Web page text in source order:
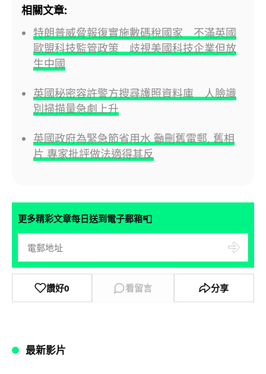
相關文章:
特朗普威脅報復實施數碼稅國家 不滿英國
歐盟科技監管政策 歧視美國科技企業但放
生中國
英國秘密容許警方搜尋護照資料庫 人臉識
別掃描量急劇上升
英國政府為緊急節省用水 籲刪舊電郵, 舊相
片 專家批評做法適得其反
更多精彩文章每日送到電子郵箱📮
讚好0 看留言 分享
最新影片